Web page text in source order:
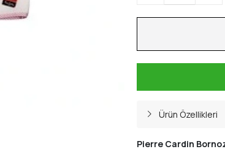
Ürün Özellikleri
Pierre Cardin